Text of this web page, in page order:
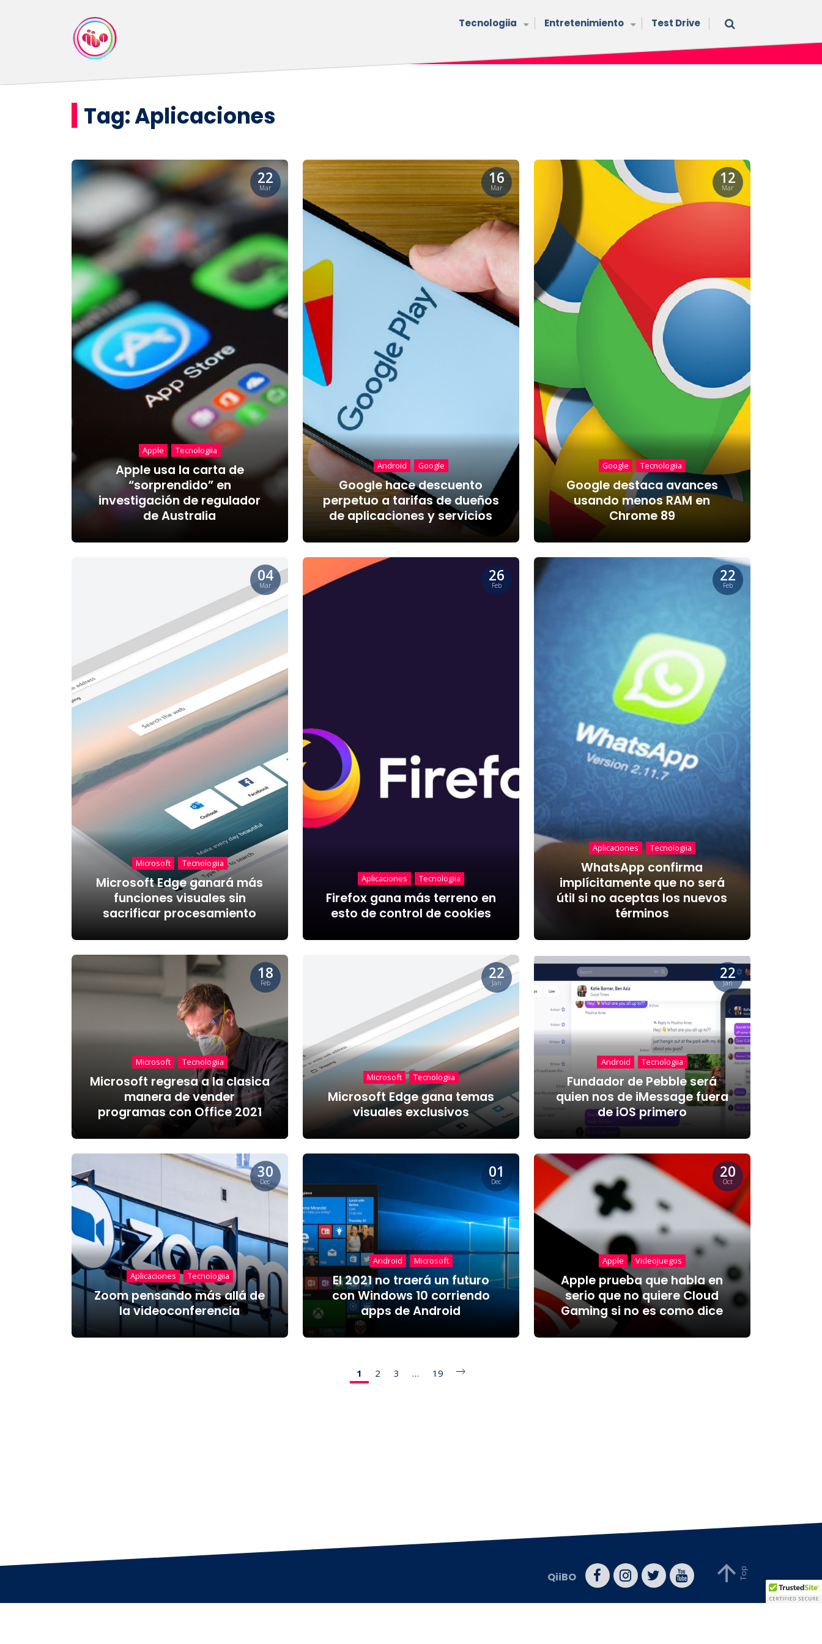
Tecnologiia Entretenimiento Test Drive
Tag:Aplicaciones
22
Mar
Apple Tecnologiia
Apple usa la carta de
“sorprendido” en
investigación de regulador
de Australia
16
Mar
Android Google
Google hace descuento
perpetuo a tarifas de dueños
de aplicaciones y servicios
12
Mar
Google Tecnologiia
Google destaca avances
usando menos RAM en
Chrome 89
04
Mar
Microsoft Tecnologiia
Microsoft Edge ganará más
funciones visuales sin
sacrificar procesamiento
26
Feb
Aplicaciones Tecnologiia
Firefox gana más terreno en
esto de control de cookies
22
Feb
Aplicaciones Tecnologiia
WhatsApp confirma
implícitamente que no será
útil si no aceptas los nuevos
términos
18
Feb
Microsoft Tecnologiia
Microsoft regresa a la clasica
manera de vender
programas con Office 2021
22
Jan
Microsoft Tecnologiia
Microsoft Edge gana temas
visuales exclusivos
22
Jan
Android Tecnologiia
Fundador de Pebble será
quien nos de iMessage fuera
de iOS primero
30
Dec
Aplicaciones Tecnologiia
Zoom pensando más allá de
la videoconferencia
01
Dec
Android Microsoft
El 2021 no traerá un futuro
con Windows 10 corriendo
apps de Android
20
Oct
Apple VideoJuegos
Apple prueba que habla en
serio que no quiere Cloud
Gaming si no es como dice
1 2 3 … 19
QiiBO